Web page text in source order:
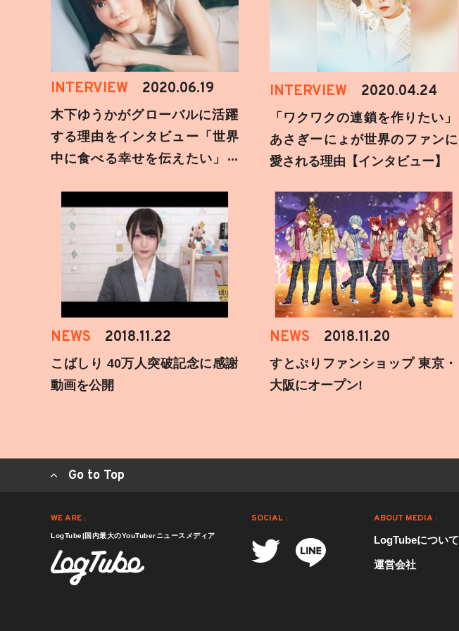
INTERVIEW 2020.06.19
木下ゆうかがグローバルに活躍
する理由をインタビュー「世界
中に食べる幸せを伝えたい」新
INTERVIEW 2020.04.24
「ワクワクの連鎖を作りたい」
あさぎーにょが世界のファンに
愛される理由【インタビュー】
NEWS 2018.11.22
こばしり 40万人突破記念に感謝
動画を公開
NEWS 2018.11.20
すとぷりファンショップ 東京・
大阪にオープン!
Go to Top
WE ARE :
LogTube|国内最大のYouTuberニュースメディア
SOCIAL : ABOUT MEDIA :
LogTubeについて
運営会社